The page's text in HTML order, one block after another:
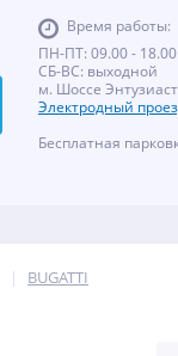
Время работы:
ПН-ПТ: 09.00 - 18.00
СБ-ВС: выходной
м. Шоссе
Электродный
Бесплатная
BUGATTI